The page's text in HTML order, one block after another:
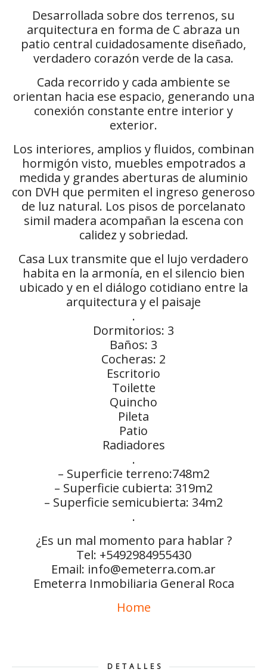
Desarrollada sobre dos terrenos, su
arquitectura en forma de C abraza un
patio central cuidadosamente diseñado,
verdadero corazón verde de la casa.
Cada recorrido y cada ambiente se
orientan hacia ese espacio, generando una
conexión constante entre interior y
exterior.
Los interiores, amplios y fluidos, combinan
hormigón visto, muebles empotrados a
medida y grandes aberturas de aluminio
con DVH que permiten el ingreso generoso
de luz natural. Los pisos de porcelanato
simil madera acompañan la escena con
calidez y sobriedad.
Casa Lux transmite que el lujo verdadero
habita en la armonía, en el silencio bien
ubicado y en el diálogo cotidiano entre la
arquitectura y el paisaje
.
Dormitorios: 3
Baños: 3
Cocheras: 2
Escritorio
Toilette
Quincho
Pileta
Patio
Radiadores
.
– Superficie terreno:748m2
– Superficie cubierta: 319m2
– Superficie semicubierta: 34m2
.
¿Es un mal momento para hablar ?
Tel: +5492984955430
Email: info@emeterra.com.ar
Emeterra Inmobiliaria General Roca
Home
DETALLES